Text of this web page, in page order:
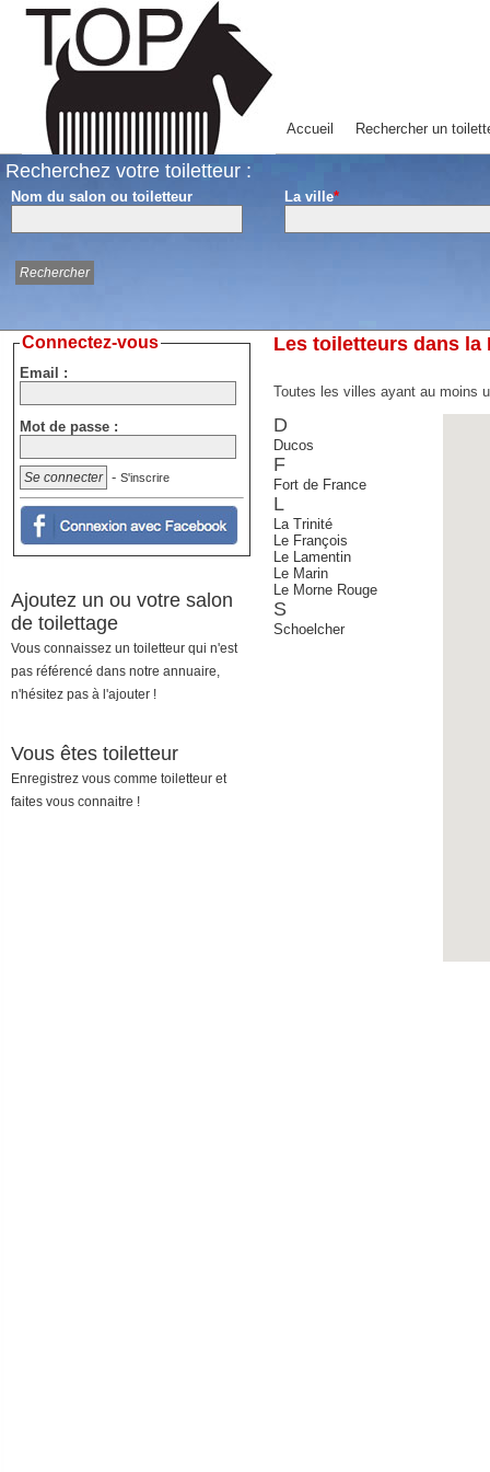
Accueil Rechercher un
Recherchez votre toiletteur :
Nom du salon ou toiletteur La ville*
Les toiletteurs dans la
Toutes les villes ayant au moins
D
Ducos
F
Fort de France
L
La Trinité
Le François
Le Lamentin
Le Marin
Le Morne Rouge
S
Schoelcher
Connectez-vous
Email :
Mot de passe :
- S'inscrire
Ajoutez un ou votre salon
de toilettage
Vous connaissez un toiletteur qui n'est
pas référencé dans notre annuaire,
n'hésitez pas à l'ajouter !
Vous êtes toiletteur
Enregistrez vous comme toiletteur et
faites vous connaitre !